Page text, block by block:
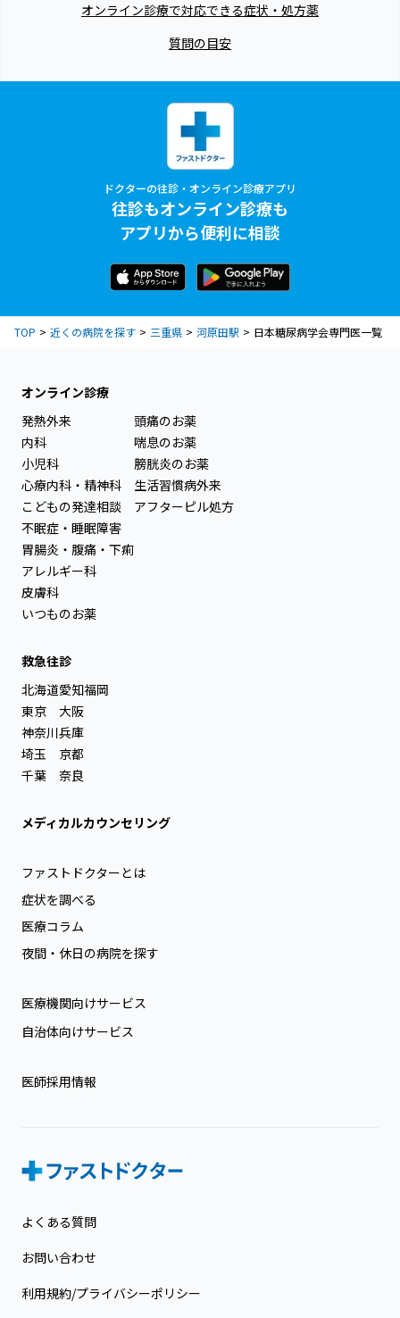
オンライン診療で対応できる症状・処方薬
質問の目安
ドクターの往診・オンライン診療アプリ
往診もオンライン診療も
アプリから便利に相談
TOP 近くの病院を探す 三重県 河原田駅 日本糖尿病学会専門医一覧
オンライン診療
発熱外来
内科
小児科
心療内科・精神科
こどもの発達相談
不眠症・睡眠障害
胃腸炎・腹痛・下痢
アレルギー科
皮膚科
いつものお薬
頭痛のお薬
喘息のお薬
膀胱炎のお薬
生活習慣病外来
アフターピル処方
救急往診
北海道
東京
神奈川
埼玉
千葉
愛知
大阪
兵庫
京都
奈良
福岡
メディカルカウンセリング
ファストドクターとは
症状を調べる
医療コラム
夜間・休日の病院を探す
医療機関向けサービス
自治体向けサービス
医師採用情報
よくある質問
お問い合わせ
利用規約/プライバシーポリシー